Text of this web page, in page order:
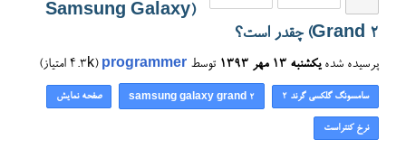
(Samsung Galaxy
Grand 2) چقدر است؟
پرسیده شده یکشنبه ۱۳ مهر ۱۳۹۳ توسط programmer
(
4.3k امتیاز)
سامسونگ گلکسی گرند 2 samsung galaxy grand 2 صفحه نمایش
نرخ کنتراست